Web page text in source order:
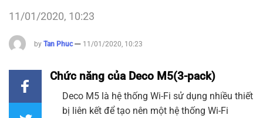
11/01/2020, 10:23
by Tan Phuc 11/01/2020, 10:23
Chức năng của Deco M5(3-pack)
Deco M5là hệ thống Wi-Fi sử dụng nhiều thiết
bị liên kết để tạo nên một hệ thống Wi-Fi